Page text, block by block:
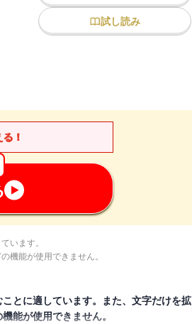
試し読み
！
います。
機能が使用できません。
とに適しています。また、文字だけを拡
能が使用できません。